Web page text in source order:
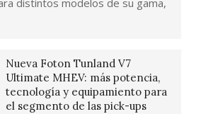
distintos modelos de su gama,
Nueva Foton Tunland V7
Ultimate MHEV: más potencia,
tecnología y equipamiento para
el segmento de las pick-ups